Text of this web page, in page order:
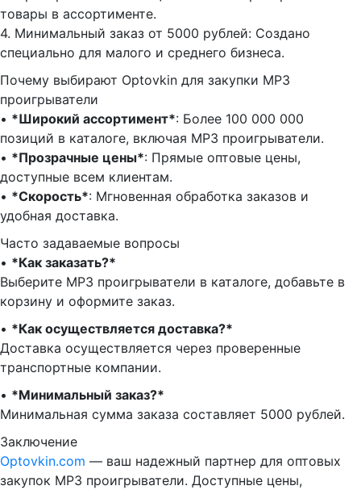
товары в ассортименте.
4.⁠ ⁠Минимальный заказ от 5000 рублей: Создано
специально для малого и среднего бизнеса.
Почему выбирают Optovkin для закупки MP3
проигрыватели
•⁠ ⁠ *Широкий ассортимент*: Более 100 000 000
позиций в каталоге, включая MP3 проигрыватели.
•⁠ ⁠ *Прозрачные цены*: Прямые оптовые цены,
доступные всем клиентам.
•⁠ ⁠ *Скорость*: Мгновенная обработка заказов и
удобная доставка.
Часто задаваемые вопросы
•⁠ ⁠*Как заказать?*
Выберите MP3 проигрыватели в каталоге, добавьте в
корзину и оформите заказ.
•⁠ ⁠ *Как осуществляется доставка?*
Доставка осуществляется через проверенные
транспортные компании.
•⁠ ⁠ *Минимальный заказ?*
Минимальная сумма заказа составляет 5000 рублей.
Заключение
Optovkin.com — ваш надежный партнер для оптовых
закупок MP3 проигрыватели. Доступные цены,